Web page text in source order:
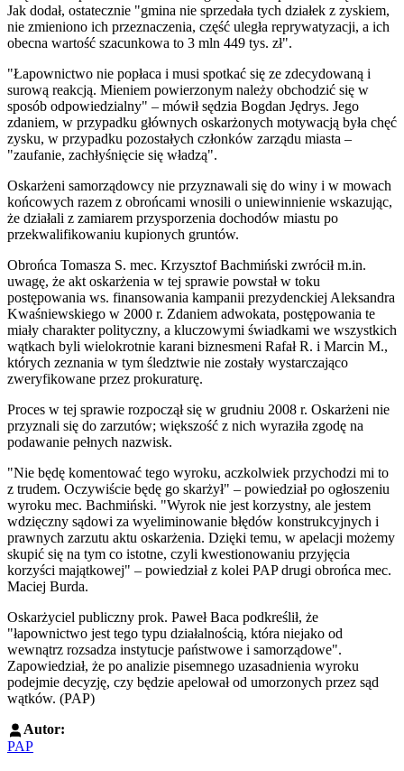
Jak dodał, ostatecznie "gmina nie sprzedała tych działek z zyskiem,
nie zmieniono ich przeznaczenia, część uległa reprywatyzacji, a ich
obecna wartość szacunkowa to 3 mln 449 tys. zł".
"Łapownictwo nie popłaca i musi spotkać się ze zdecydowaną i
surową reakcją. Mieniem powierzonym należy obchodzić się w
sposób odpowiedzialny" – mówił sędzia Bogdan Jędrys. Jego
zdaniem, w przypadku głównych oskarżonych motywacją była chęć
zysku, w przypadku pozostałych członków zarządu miasta –
"zaufanie, zachłyśnięcie się władzą".
Oskarżeni samorządowcy nie przyznawali się do winy i w mowach
końcowych razem z obrońcami wnosili o uniewinnienie wskazując,
że działali z zamiarem przysporzenia dochodów miastu po
przekwalifikowaniu kupionych gruntów.
Obrońca Tomasza S. mec. Krzysztof Bachmiński zwrócił m.in.
uwagę, że akt oskarżenia w tej sprawie powstał w toku
postępowania ws. finansowania kampanii prezydenckiej Aleksandra
Kwaśniewskiego w 2000 r. Zdaniem adwokata, postępowania te
miały charakter polityczny, a kluczowymi świadkami we wszystkich
wątkach byli wielokrotnie karani biznesmeni Rafał R. i Marcin M.,
których zeznania w tym śledztwie nie zostały wystarczająco
zweryfikowane przez prokuraturę.
Proces w tej sprawie rozpoczął się w grudniu 2008 r. Oskarżeni nie
przyznali się do zarzutów; większość z nich wyraziła zgodę na
podawanie pełnych nazwisk.
"Nie będę komentować tego wyroku, aczkolwiek przychodzi mi to
z trudem. Oczywiście będę go skarżył" – powiedział po ogłoszeniu
wyroku mec. Bachmiński. "Wyrok nie jest korzystny, ale jestem
wdzięczny sądowi za wyeliminowanie błędów konstrukcyjnych i
prawnych zarzutu aktu oskarżenia. Dzięki temu, w apelacji możemy
skupić się na tym co istotne, czyli kwestionowaniu przyjęcia
korzyści majątkowej" – powiedział z kolei PAP drugi obrońca mec.
Maciej Burda.
Oskarżyciel publiczny prok. Paweł Baca podkreślił, że
"łapownictwo jest tego typu działalnością, która niejako od
wewnątrz rozsadza instytucje państwowe i samorządowe".
Zapowiedział, że po analizie pisemnego uzasadnienia wyroku
podejmie decyzję, czy będzie apelował od umorzonych przez sąd
wątków. (PAP)
Autor:
PAP